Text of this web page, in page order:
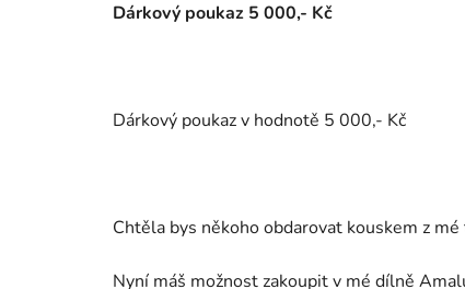
Dárkový poukaz 5 000,- Kč
Dárkový poukaz v hodnotě 5 000,- Kč
Chtěla bys někoho obdarovat kouskem z
Nyní máš možnost zakoupit v mé dílně